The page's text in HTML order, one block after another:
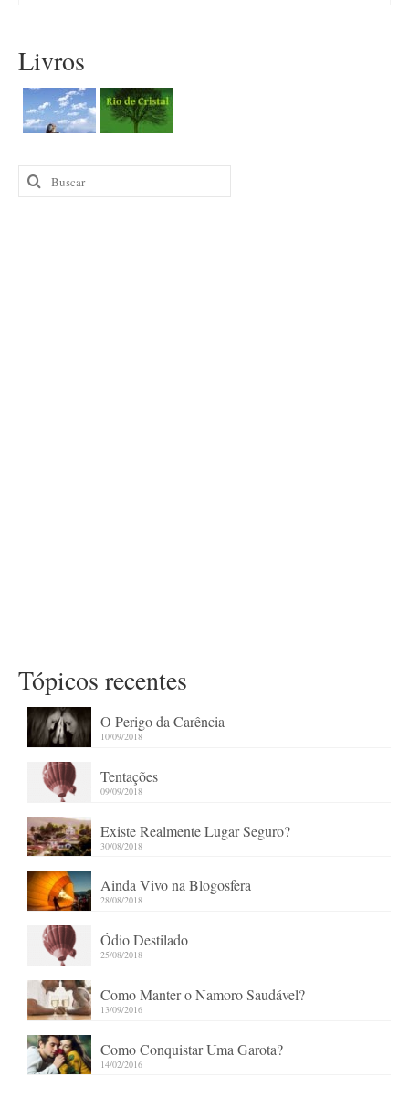
Livros
Buscar
por:
Tópicos recentes
O Perigo da Carência
10/09/2018
Tentações
09/09/2018
Existe Realmente Lugar Seguro?
30/08/2018
Ainda Vivo na Blogosfera
28/08/2018
Ódio Destilado
25/08/2018
Como Manter o Namoro Saudável?
13/09/2016
Como Conquistar Uma Garota?
14/02/2016